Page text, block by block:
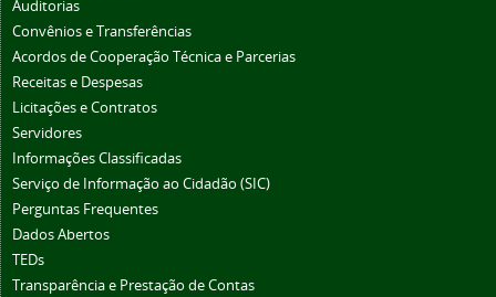
Auditorias
Convênios e Transferências
Acordos de Cooperação Técnica e Parcerias
Receitas e Despesas
Licitações e Contratos
Servidores
Informações Classificadas
Serviço de Informação ao Cidadão (SIC)
Perguntas Frequentes
Dados Abertos
TEDs
Transparência e Prestação de Contas